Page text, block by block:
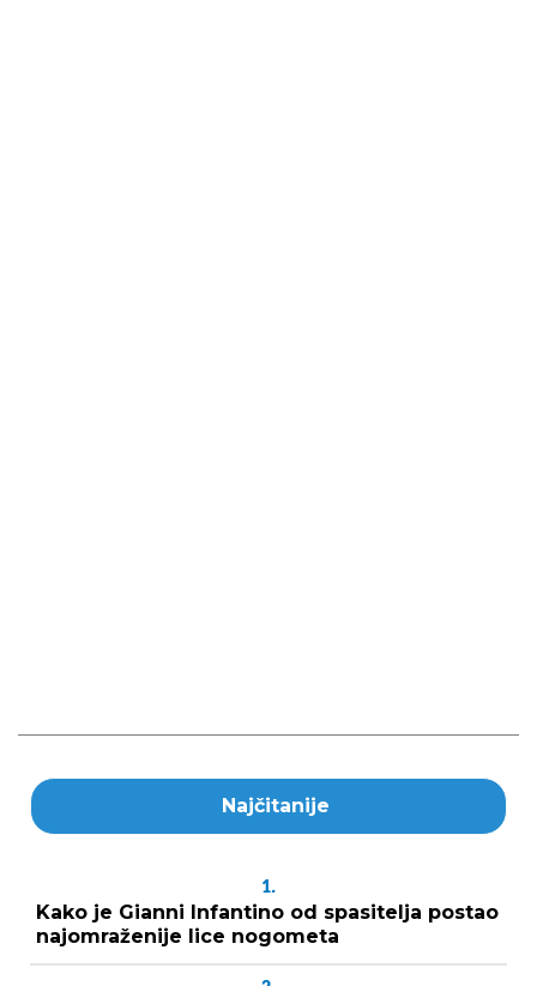
Najčitanije
1.
Kako je Gianni Infantino od spasitelja postao
najomraženije lice nogometa